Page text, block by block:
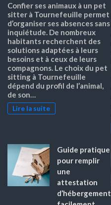
Confier ses animaux à un pet
sitter à Tournefeuille permet
d’organiser ses absences sans
inquiétude. De nombreux
habitants recherchent des
solutions adaptées à leurs
besoins et à ceux de leurs
compagnons. Le choix du pet
sitting à Tournefeuille
dépend du profil de l’animal,
de son…
Lire la suite
Guide pratique
pour remplir
une
attestation
d’hébergement